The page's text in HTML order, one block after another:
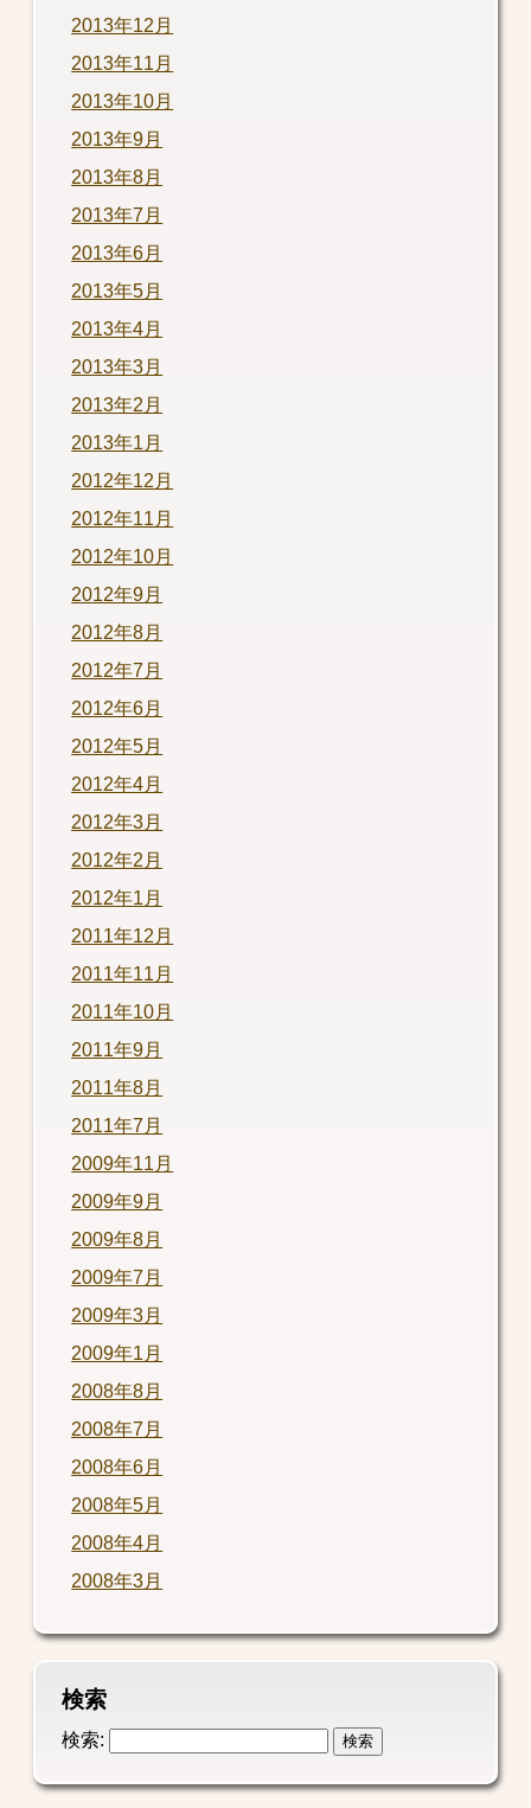
2013年12月
2013年11月
2013年10月
2013年9月
2013年8月
2013年7月
2013年6月
2013年5月
2013年4月
2013年3月
2013年2月
2013年1月
2012年12月
2012年11月
2012年10月
2012年9月
2012年8月
2012年7月
2012年6月
2012年5月
2012年4月
2012年3月
2012年2月
2012年1月
2011年12月
2011年11月
2011年10月
2011年9月
2011年8月
2011年7月
2009年11月
2009年9月
2009年8月
2009年7月
2009年3月
2009年1月
2008年8月
2008年7月
2008年6月
2008年5月
2008年4月
2008年3月
検索
検索: